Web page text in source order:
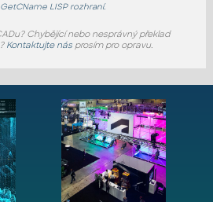
GetCNameLISP rozhraní.
Chybějící nebo nesprávný překlad
Kontaktujte násprosím pro opravu.